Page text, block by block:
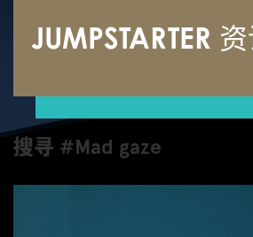
JUMPSTARTER
搜寻 #Mad gaze